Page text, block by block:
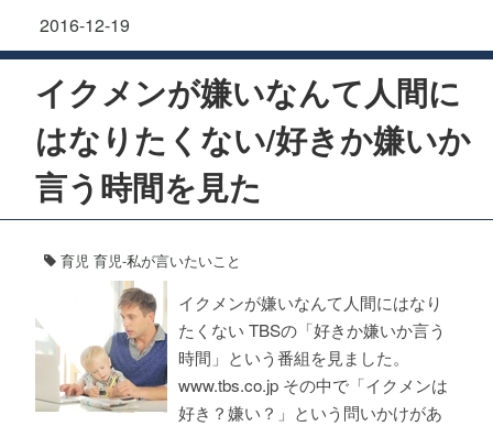
2016-12-19
イクメンが嫌いなんて人間に
はなりたくない/好きか嫌いか
言う時間を見た
育児 育児-私が言いたいこと
イクメンが嫌いなんて人間にはなり
たくない TBSの「好きか嫌いか言う
時間」という番組を見ました。
www.tbs.co.jp その中で「イクメンは
好き？嫌い？」という問いかけがあ